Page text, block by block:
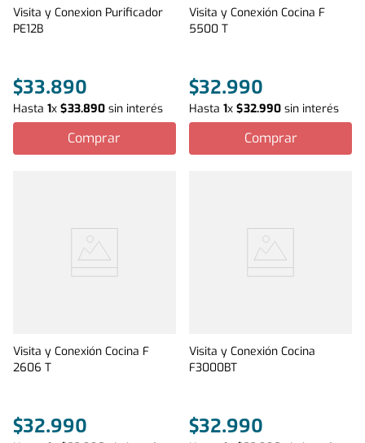
Visita y Conexion Purificador
PE12B
$33.890
Hasta 1x $33.890 sin interés
Comprar
Visita y Conexión Cocina F
5500 T
$32.990
Hasta1x$32.990 sin interés
Comprar
Visita y Conexión Cocina F
2606 T
$32.990
Visita y Conexión Cocina
F3000BT
$32.990